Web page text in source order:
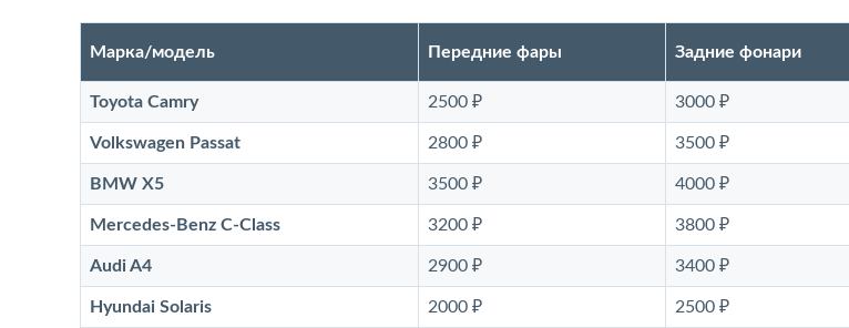
Марка/модель Передние фары Задние фонари
Toyota Camry 2500 ₽ 3000 ₽
Volkswagen Passat 2800 ₽ 3500 ₽
BMW X5 3500 ₽ 4000 ₽
Mercedes-Benz C-Class 3200 ₽ 3800 ₽
Audi A4 2900 ₽ 3400 ₽
Hyundai Solaris 2000 ₽ 2500 ₽